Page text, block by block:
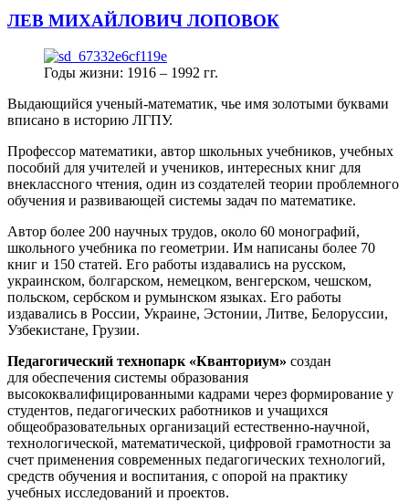
ЛЕВ МИХАЙЛОВИЧ ЛОПОВОК
Годы жизни: 1916 – 1992 гг.
Выдающийся ученый-математик, чье имя золотыми буквами
вписано в историю ЛГПУ.
Профессор математики, автор школьных учебников, учебных
пособий для учителей и учеников, интересных книг для
внеклассного чтения, один из создателей теории проблемного
обучения и развивающей системы задач по математике.
Автор более 200 научных трудов, около 60 монографий,
школьного учебника по геометрии. Им написаны более 70
книг и 150 статей. Его работы издавались на русском,
украинском, болгарском, немецком, венгерском, чешском,
польском, сербском и румынском языках. Его работы
издавались в России, Украине, Эстонии, Литве, Белоруссии,
Узбекистане, Грузии.
Педагогический технопарк «Кванториум» создан
для обеспечения системы образования
высококвалифицированными кадрами через формирование у
студентов, педагогических работников и учащихся
общеобразовательных организаций естественно-научной,
технологической, математической, цифровой грамотности за
счет применения современных педагогических технологий,
средств обучения и воспитания, с опорой на практику
учебных исследований и проектов.